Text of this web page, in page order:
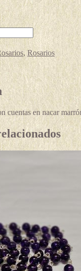
,Rosarios
cuentas en nacar